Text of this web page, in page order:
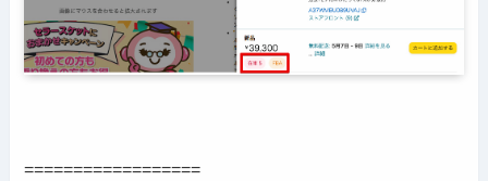
==================